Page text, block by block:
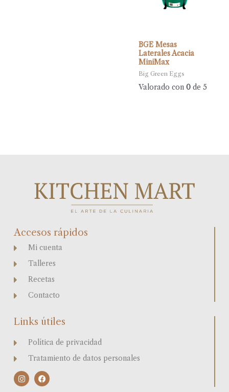
BGE Mesas
Laterales Acacia
MiniMax
Big Green Eggs
Valorado con 0de 5
Accesos rápidos
Mi cuenta
Talleres
Recetas
Contacto
Links útiles
Política de privacidad
Tratamiento de datos personales
I
n
F
a